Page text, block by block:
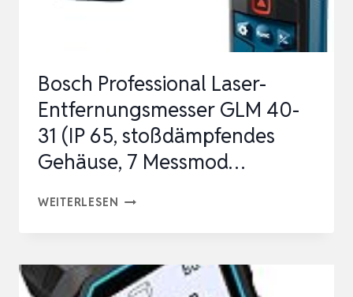
Bosch Professional Laser-
Entfernungsmesser GLM 40-
31 (IP 65, stoßdämpfendes
Gehäuse, 7 Messmod…
WEITERLESEN BOSCH
ENTFERNUNGSMESSER